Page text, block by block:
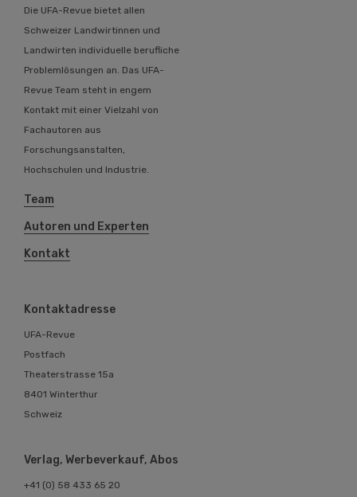
Die UFA-Revue bietet allen
Schweizer Landwirtinnen und
Landwirten individuelle berufliche
Problemlösungen an. Das UFA-
Revue Team steht in engem
Kontakt mit einer Vielzahl von
Fachautoren aus
Forschungsanstalten,
Hochschulen und Industrie.
Team
Autoren und Experten
Kontakt
Kontaktadresse
UFA-Revue
Postfach
Theaterstrasse 15a
8401 Winterthur
Schweiz
Verlag, Werbeverkauf, Abos
+41 (0) 58 433 65 20